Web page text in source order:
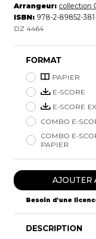
Arrangeur: collection
ISBN: 978-2-89852-
DZ 4464
FORMAT
PAPIER
E-SCORE
E-SCORE
COMBO E-
COMBO E-
PAPIER
AJOUTER
Besoin d'une
DESCRIPTION